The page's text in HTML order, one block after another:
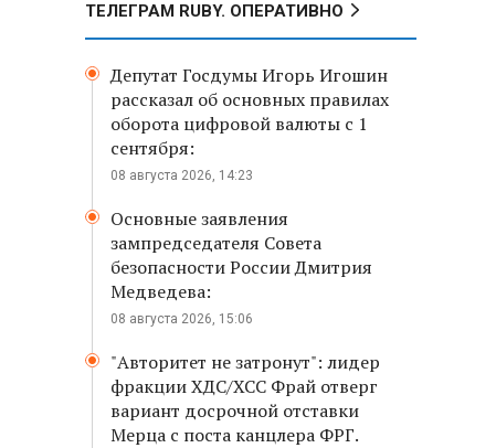
ТЕЛЕГРАМ RUBY. ОПЕРАТИВНО
Депутат Госдумы Игорь Игошин
рассказал об основных правилах
оборота цифровой валюты с 1
сентября:
08 августа 2026, 14:23
Основные заявления
зампредседателя Совета
безопасности России Дмитрия
Медведева:
08 августа 2026, 15:06
"Авторитет не затронут": лидер
фракции ХДС/ХСС Фрай отверг
вариант досрочной отставки
Мерца с поста канцлера ФРГ.